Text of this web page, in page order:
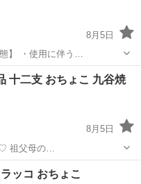
8月5日
態】 ・使用に伴う…
十二支 おちょこ 九谷焼
8月5日
九谷焼です(•ө•)♡ 祖父母の…
ッコ おちょこ